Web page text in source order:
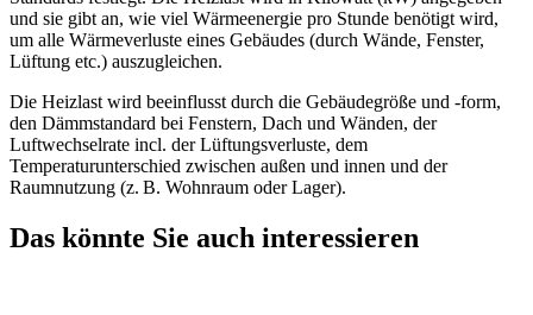
und sie gibt an, wie viel Wärmeenergie pro Stunde benötigt wird,
um alle Wärmeverluste eines Gebäudes (durch Wände, Fenster,
Lüftung etc.) auszugleichen.
Die Heizlast wird beeinflusst durch die Gebäudegröße und -form,
den Dämmstandard bei Fenstern, Dach und Wänden, der
Luftwechselrate incl. der Lüftungsverluste, dem
Temperaturunterschied zwischen außen und innen und der
Raumnutzung (z. B. Wohnraum oder Lager).
Das könnte Sie auch interessieren